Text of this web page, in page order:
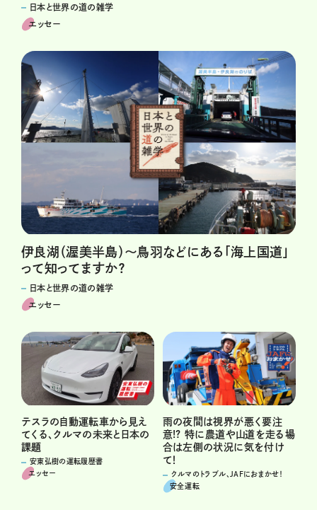
日本と世界の道の雑学
エッセー
伊良湖（渥美半島）～鳥羽などにある「海上国道」
って知ってますか？
日本と世界の道の雑学
エッセー
テスラの自動運転車から見え
てくる、クルマの未来と日本の
課題
安東弘樹の運転履歴書
エッセー
雨の夜間は視界が悪く要注
意!? 特に農道や山道を走る場
合は左側の状況に気を付け
て！
クルマのトラブル、JAFにおまかせ！
安全運転